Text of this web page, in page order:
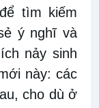
tìm kiếm
ý nghĩ và
nảy sinh
này: các
cho dù ở